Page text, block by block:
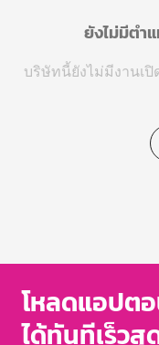
ยังไม่มีตำ
บริษัทนี้ยังไม่มีงานเ
โหลดแอปต
ได้ทันทีเร็วสุ